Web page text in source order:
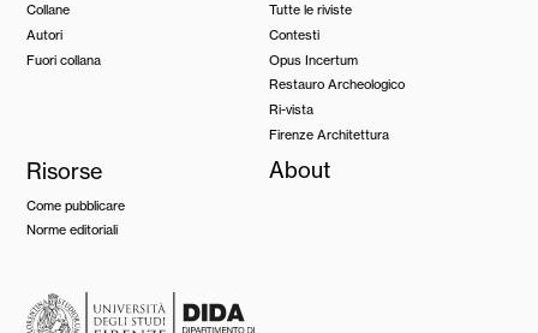
Collane
Autori
Fuori collana
Tutte le riviste
Contesti
Opus Incertum
Restauro Archeologico
Ri-vista
Firenze Architettura
Risorse
Come pubblicare
Norme editoriali
About